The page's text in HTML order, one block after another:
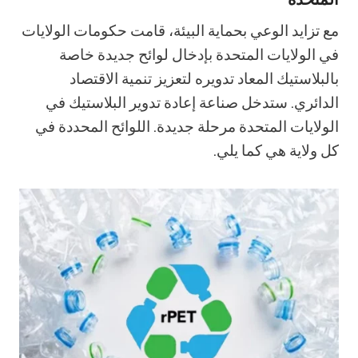
مع تزايد الوعي بحماية البيئة، قامت حكومات الولايات
في الولايات المتحدة بإدخال لوائح جديدة خاصة
بالبلاستيك المعاد تدويره لتعزيز تنمية الاقتصاد
الدائري. ستدخل صناعة إعادة تدوير البلاستيك في
الولايات المتحدة مرحلة جديدة. اللوائح المحددة في
كل ولاية هي كما يلي.